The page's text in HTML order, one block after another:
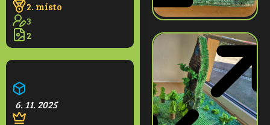
2. místo
3
2
6. 11. 2025